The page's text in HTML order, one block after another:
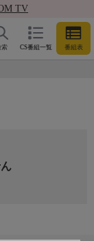
TV
CS番組一覧 番組表
索